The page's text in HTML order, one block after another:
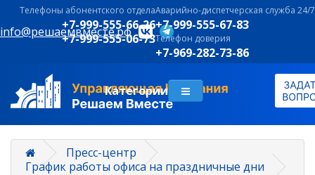
info@решаемвместе.рф
Телефоны абонентского отдела
+7-999-555-66-26
+7-999-555-06-73
Аварийно-диспетчерская служба 24/7
+7-999-555-67-83
Телефон доверия
+7-969-282-73-86
Категории
Пресс-центр
График работы офиса на праздничные дни